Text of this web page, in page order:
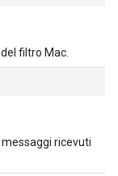
filtro Mac.
ricevuti